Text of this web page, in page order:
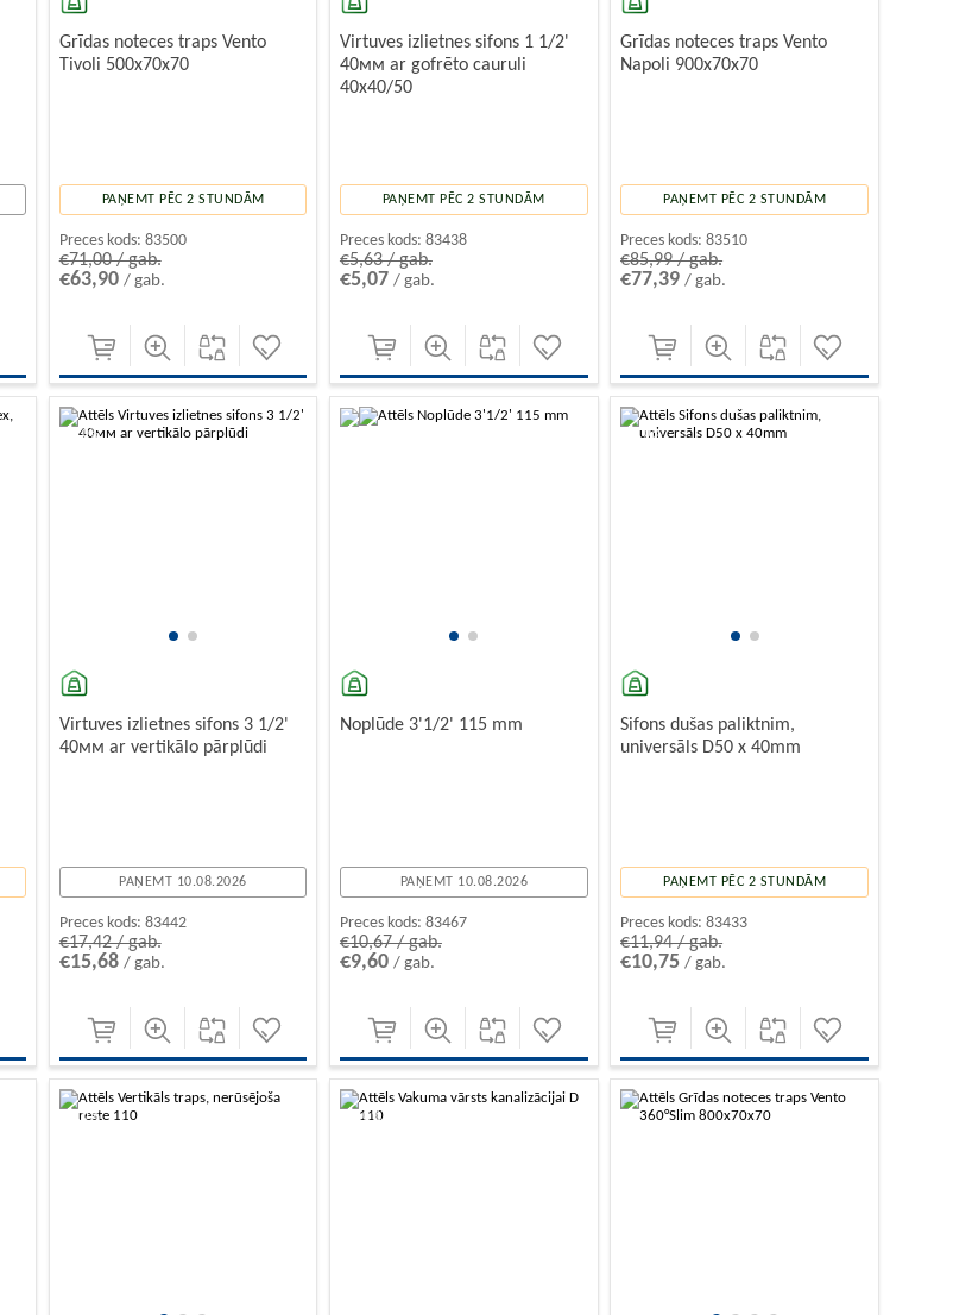
Grīdas noteces traps Vento
Tivoli 500x70x70
PAŅEMT PĒC 2 STUNDĀM
Preces kods: 83500
€71,00 / gab.
€63,90 / gab.
Virtuves izlietnes sifons 1 1/2'
40мм ar gofrēto cauruli
40х40/50
PAŅEMT PĒC 2 STUNDĀM
Preces kods: 83438
€5,63 / gab.
€5,07 / gab.
Grīdas noteces traps Vento
Napoli 900x70x70
PAŅEMT PĒC 2 STUNDĀM
Preces kods: 83510
€85,99 / gab.
€77,39/ gab.
-10%
Virtuves izlietnes sifons 3 1/2'
40мм ar vertikālo pārplūdi
PAŅEMT 10.08.2026
Preces kods: 83442
€17,42 / gab.
€15,68 / gab.
Noplūde 3'1/2' 115 mm
PAŅEMT 10.08.2026
Preces kods: 83467
€10,67 / gab.
€9,60 / gab.
-10%
Sifons dušas paliktnim,
universāls D50 x 40mm
PAŅEMT PĒC 2 STUNDĀM
Preces kods: 83433
€11,94 / gab.
€10,75/ gab.
-10% -10%